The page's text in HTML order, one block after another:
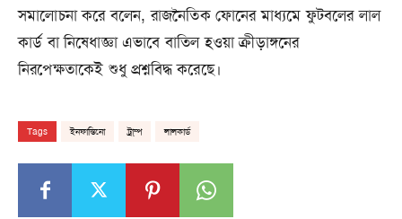
সমালোচনা করে বলেন, রাজনৈতিক ফোনের মাধ্যমে ফুটবলের লাল
কার্ড বা নিষেধাজ্ঞা এভাবে বাতিল হওয়া ক্রীড়াঙ্গনের
নিরপেক্ষতাকেই শুধু প্রশ্নবিদ্ধ করেছে।
Tags ইনফান্তিনো ট্রা্ম্প লালকার্ড